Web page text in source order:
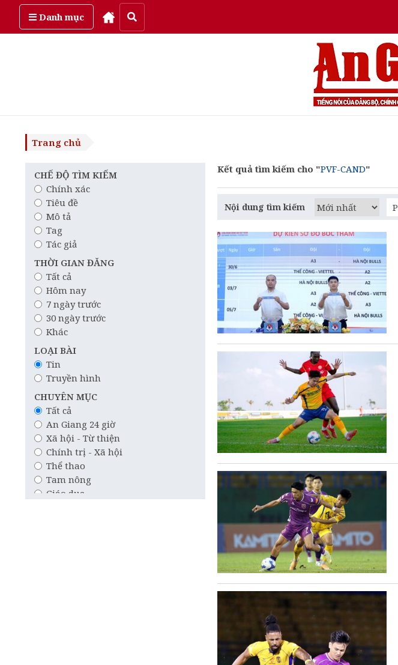
Danh mục
Thứ bảy, ngày 8/08/2026
Trang chủ
CHẾ ĐỘ TÌM KIẾM
Chính xác
Tiêu đề
Mô tả
Tag
Tác giả
THỜI GIAN ĐĂNG
Tất cả
Hôm nay
7 ngày trước
30 ngày trước
Khác
LOẠI BÀI
Tin
Truyền hình
CHUYÊN MỤC
Tất cả
An Giang 24 giờ
Xã hội - Từ thiện
Chính trị - Xã hội
Thể thao
Tam nông
Giáo dục
Kết quả tìm kiếm cho "PVF-CAND"
Nội dung tìm kiếm